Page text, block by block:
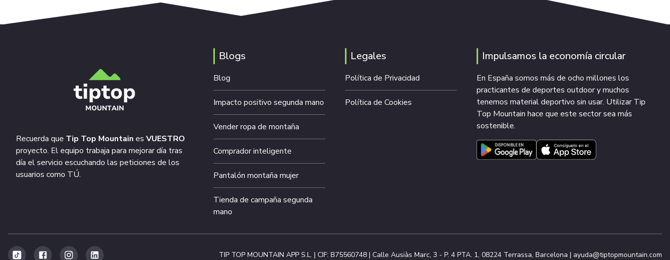
Recuerda que Tip Top Mountain es VUESTRO
proyecto. El equipo trabaja para mejorar día tras
día el servicio escuchando las peticiones de los
usuarios como TÚ.
Blogs
Blog
Impacto positivo segunda mano
Vender ropa de montaña
Comprador inteligente
Pantalón montaña mujer
Tienda de campaña segunda
mano
Legales
Política de Privacidad
Política de Cookies
Impulsamos la economía circular
En España somos más de ocho millones los
practicantes de deportes outdoor y muchos
tenemos material deportivo sin usar. Utilizar Tip
Top Mountain hace que este sector sea más
sostenible.
TIP TOP MOUNTAIN APP S.L. | CIF: B75560748 | Calle Ausiàs Marc, 3 - P. 4 PTA. 1, 08224 Terrassa, Barcelona | ayuda@tiptopmountain.com